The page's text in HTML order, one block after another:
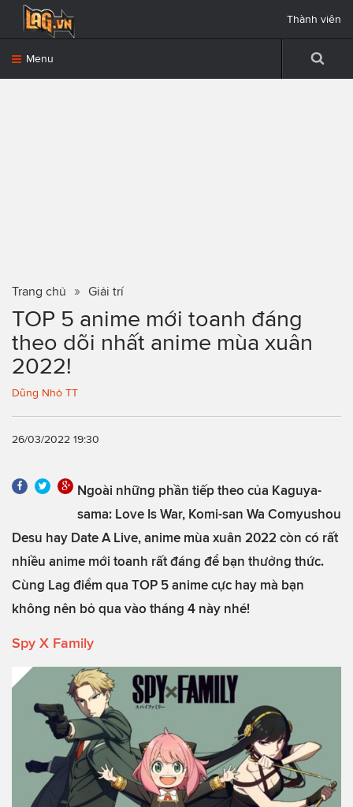
Menu
Thành viên
Trang chủ Giải trí
TOP 5 anime mới toanh đáng
theo dõi nhất anime mùa xuân
2022!
Dũng Nhỏ TT
26/03/2022 19:30
Ngoài những phần tiếp theo của Kaguya-
sama: Love Is War, Komi-san Wa Comyushou
Desu hay Date A Live, anime mùa xuân 2022 còn có rất
nhiều anime mới toanh rất đáng để bạn thưởng thức.
Cùng Lag điểm qua TOP 5 anime cực hay mà bạn
không nên bỏ qua vào tháng 4 này nhé!
Spy X Family